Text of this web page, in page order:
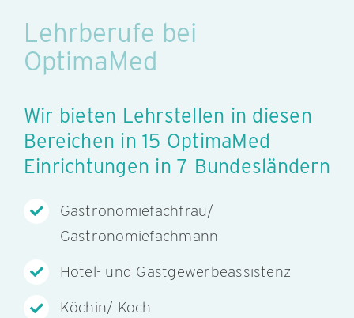
Lehrberufe bei
OptimaMed
Wir bieten Lehrstellen in diesen
Bereichen in 15 OptimaMed
Einrichtungen in 7 Bundesländern
Gastronomiefachfrau/
Gastronomiefachmann
Hotel- und Gastgewerbeassistenz
Köchin/ Koch